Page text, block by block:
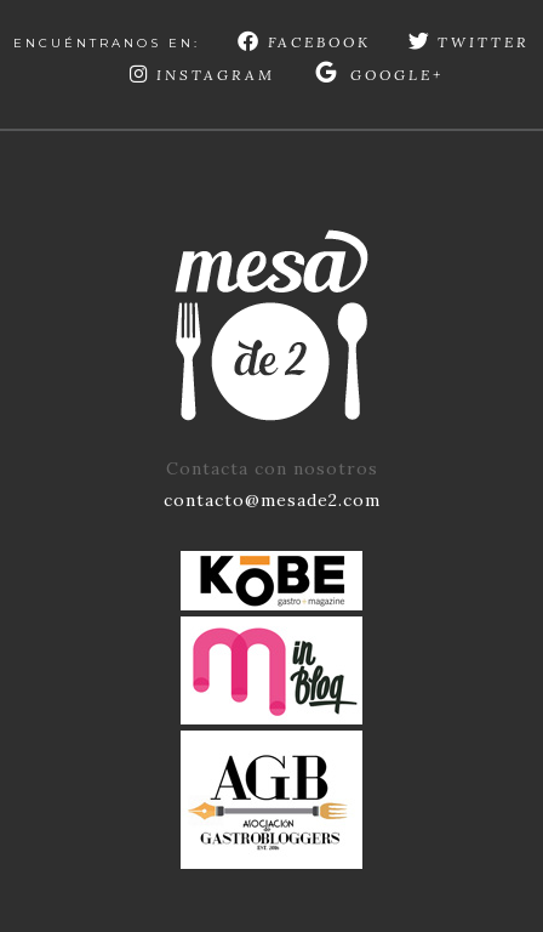
ENCUÉNTRANOS EN: FACEBOOK
TWITTER
INSTAGRAM
GOOGLE+
Contacta con nosotros
contacto@mesade2.com